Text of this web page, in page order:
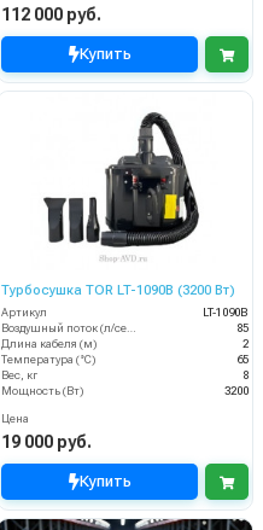
112 000 руб.
Купить
Турбосушка TOR LT-1090B (3200 Вт)
Артикул
LT-1090B
Воздушный поток (л/сек)
85
Длина кабеля (м)
2
Температура (°C)
65
Вес, кг
8
Мощность (Вт)
3200
Цена
19 000 руб.
Купить